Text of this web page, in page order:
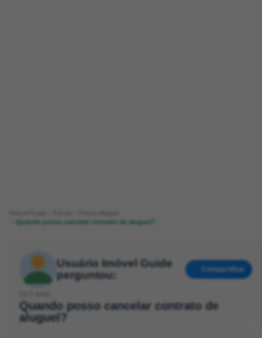
Quando posso cancelar contrato de aluguel?
Usuário Imóvel Guide
perguntou:
Compartilhar
Quando posso cancelar contrato de
aluguel?